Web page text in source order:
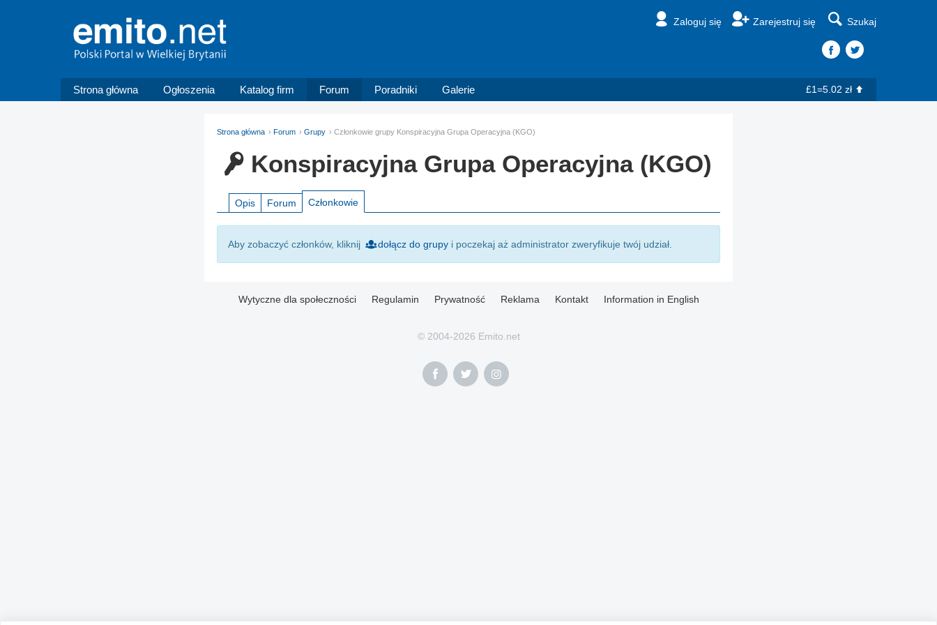
Zaloguj się Zarejestruj się Szukaj
Strona główna Ogłoszenia Katalog firm Forum Poradniki Galerie £1=5.02 zł
Strona główna Forum Grupy Członkowie grupy Konspiracyjna Grupa Operacyjna (KGO)
Konspiracyjna Grupa Operacyjna (KGO)
Opis Forum Członkowie
Aby zobaczyć członków, kliknij dołącz do grupyi poczekaj aż administrator zweryfikuje twój udział.
Wytyczne dla społeczności Regulamin Prywatność Reklama Kontakt Information in English
© 2004-2026 Emito.net